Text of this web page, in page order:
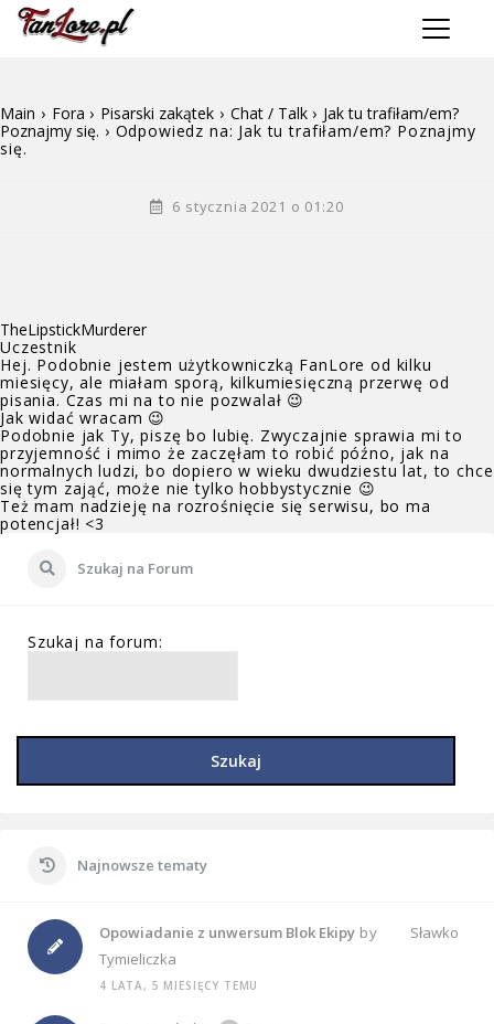
T
l
e
Main › Fora › Pisarski zakątek › Chat / Talk › Jak tu trafiłam/em?
Poznajmy się. › Odpowiedz na: Jak tu trafiłam/em? Poznajmy
się.
6 stycznia 2021 o 01:20
TheLipstickMurderer
Uczestnik
Hej. Podobnie jestem użytkowniczką FanLore od kilku
miesięcy, ale miałam sporą, kilkumiesięczną przerwę od
pisania. Czas mi na to nie pozwalał 😉
Jak widać wracam 😉
Podobnie jak Ty, piszę bo lubię. Zwyczajnie sprawia mi to
przyjemność i mimo że zaczęłam to robić późno, jak na
normalnych ludzi, bo dopiero w wieku dwudziestu lat, to chce
się tym zająć, może nie tylko hobbystycznie 😉
Też mam nadzieję na rozrośnięcie się serwisu, bo ma
potencjał! <3
Szukaj na Forum
Szukaj na forum:
Szukaj
Najnowsze tematy
Opowiadanie z unwersum Blok Ekipy by
Sławko
Tymieliczka
4 LATA, 5 MIESIĘCY TEMU